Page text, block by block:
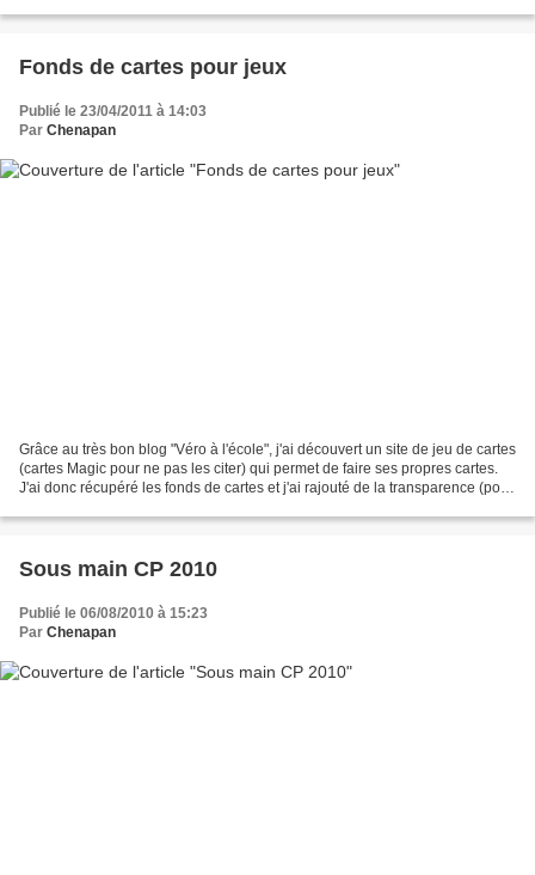
Fonds de cartes pour jeux
Publié le 23/04/2011 à 14:03
Par Chenapan
Grâce au très bon blog "Véro à l'école", j'ai découvert un site de jeu de cartes
(cartes Magic pour ne pas les citer) qui permet de faire ses propres cartes.
J'ai donc récupéré les fonds de cartes et j'ai rajouté de la transparence (pour
Sous main CP 2010
Publié le 06/08/2010 à 15:23
Par Chenapan